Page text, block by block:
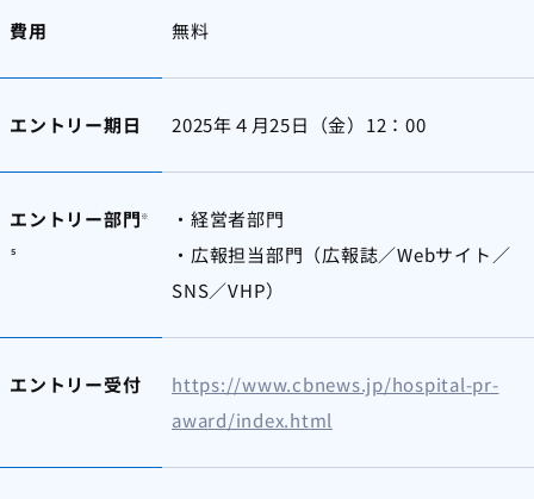
費用 無料
エントリー期日 2025年４月25日（金）12：00
エントリー部門 ※
５
・経営者部門
・広報担当部門（広報誌／Webサイト／
SNS／VHP）
エントリー受付
https://www.cbnews.jp/hospital-pr-
award/index.html